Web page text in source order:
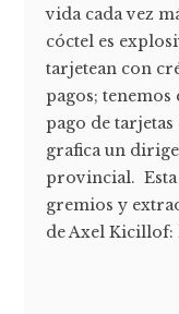
vida cada vez
cóctel es
tarjetean con
pagos;
pago de tarjetas
grafica un
provincial. Esta
gremios y
de Axel Kicillof: